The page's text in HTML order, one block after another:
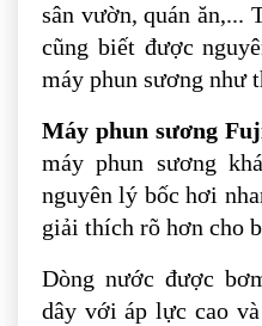
sân vườn, quán ăn,...
cũng biết được
máy phun sương như
Máy phun sương
máy phun sương
nguyên lý bốc hơi
giải thích rõ hơn cho
Dòng nước được
dây với áp lực cao